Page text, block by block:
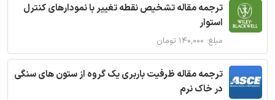
ترجمه مقاله تشخیص نقطه تغییر با نمودارهای کنترل
استوار
مبلغ: ۱۴۰,۰۰۰ تومان
ترجمه مقاله ظرفیت باربری یک گروه از ستون های سنگی
در خاک نرم